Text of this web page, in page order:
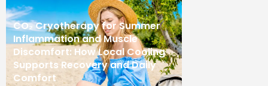
CO₂ Cryotherapy for Summer
Inflammation and Muscle
Discomfort: How Local Cooling
Supports Recovery and Daily
Comfort